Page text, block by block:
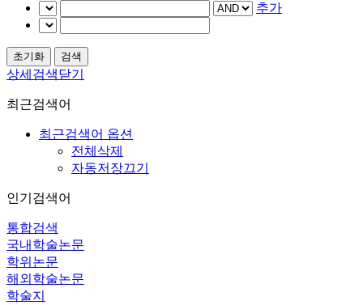
추가
상세검색닫기
최근검색어
최근검색어 옵션
전체삭제
자동저장끄기
인기검색어
통합검색
국내학술논문
학위논문
해외학술논문
학술지